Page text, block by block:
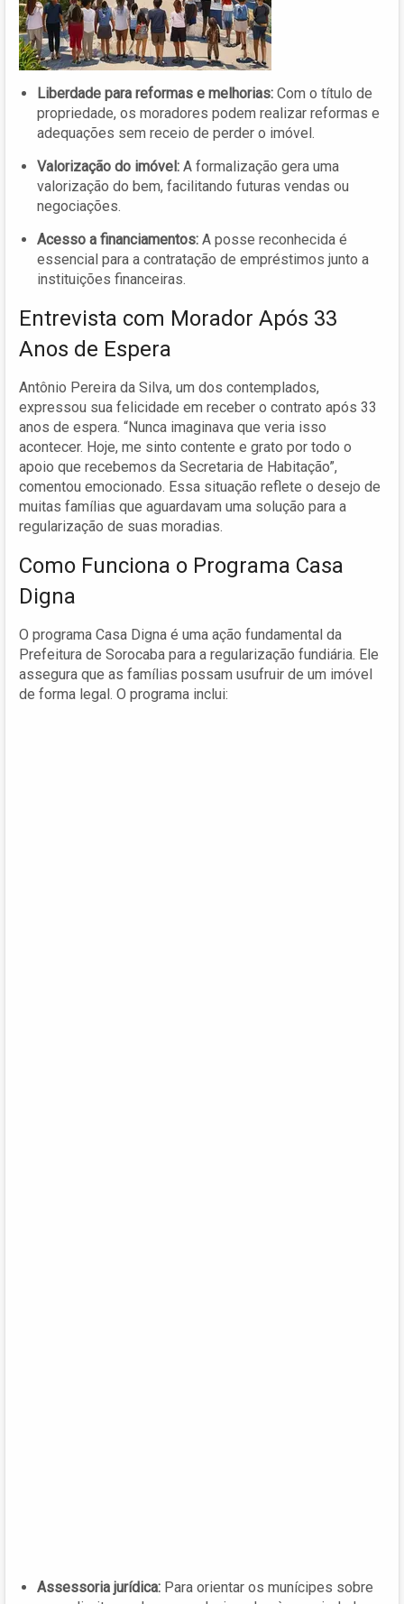
Liberdade para reformas e melhorias: Com o título de
propriedade, os moradores podem realizar reformas e
adequações sem receio de perder o imóvel.
Valorização do imóvel: A formalização gera uma
valorização do bem, facilitando futuras vendas ou
negociações.
Acesso a financiamentos: A posse reconhecida é
essencial para a contratação de empréstimos junto a
instituições financeiras.
Entrevista com Morador Após 33
Anos de Espera
Antônio Pereira da Silva, um dos contemplados,
expressou sua felicidade em receber o contrato após 33
anos de espera. “Nunca imaginava que veria isso
acontecer. Hoje, me sinto contente e grato por todo o
apoio que recebemos da Secretaria de Habitação”,
comentou emocionado. Essa situação reflete o desejo de
muitas famílias que aguardavam uma solução para a
regularização de suas moradias.
Como Funciona o Programa Casa
Digna
O programa Casa Digna é uma ação fundamental da
Prefeitura de Sorocaba para a regularização fundiária. Ele
assegura que as famílias possam usufruir de um imóvel
de forma legal. O programa inclui:
Assessoria jurídica: Para orientar os munícipes sobre